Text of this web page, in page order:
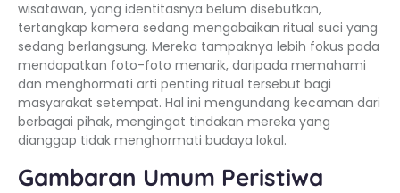
wisatawan, yang identitasnya belum disebutkan,
tertangkap kamera sedang mengabaikan ritual suci yang
sedang berlangsung. Mereka tampaknya lebih fokus pada
mendapatkan foto-foto menarik, daripada memahami
dan menghormati arti penting ritual tersebut bagi
masyarakat setempat. Hal ini mengundang kecaman dari
berbagai pihak, mengingat tindakan mereka yang
dianggap tidak menghormati budaya lokal.
Gambaran Umum Peristiwa